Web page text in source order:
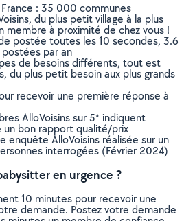
: 35 000 communes
du plus petit village à la plus
membre à proximité de chez vous !
postée toutes les 10 secondes, 3.6
par an
de besoins différents, tout est
du plus petit besoin aux plus grands
recevoir une première réponse à
AlloVoisins sur 5* indiquent
un bon rapport qualité/prix
enquête AlloVoisins réalisée sur un
interrogées (Février 2024)
en urgence ?
10 minutes pour recevoir une
demande. Postez votre demande